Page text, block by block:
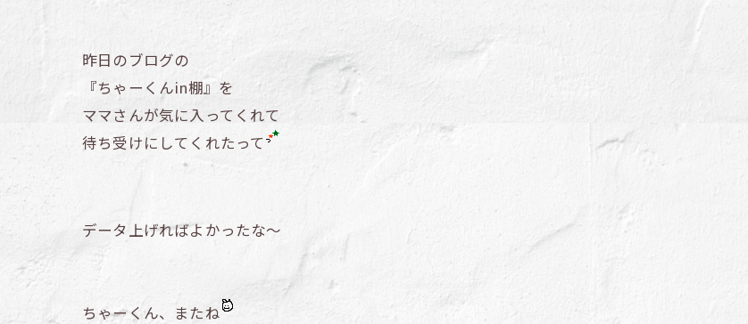
昨日のブログの
『ちゃーくんin棚』を
ママさんが気に入ってくれて
待ち受けにしてくれたって
データ上げればよかったな～
ちゃーくん、またね